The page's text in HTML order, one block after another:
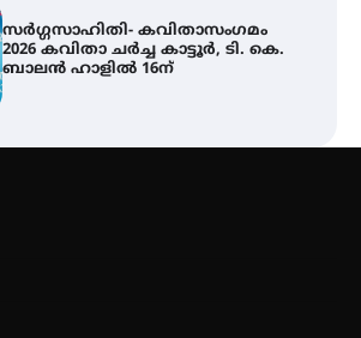
ശക്തമായ മഴ തുടരുന്നു – തൃശൂർ
ജില്ലയിൽ എല്ലാ വിദ്യാഭ്യാസ
സ്ഥാപനങ്ങൾക്കും ശനിയാഴ്ച
അവധി